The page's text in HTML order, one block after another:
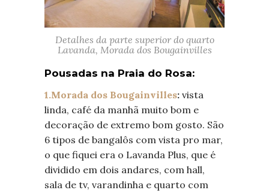
Detalhes da parte superior do quarto
Lavanda, Morada dos Bougainvilles
Pousadas na Praia do Rosa:
1.Morada dos Bougainvilles: vista
linda, café da manhã muito bom e
decoração de extremo bom gosto. São
6 tipos de bangalôs com vista pro mar,
o que fiquei era o Lavanda Plus, que é
dividido em dois andares, com hall,
sala de tv, varandinha e quarto com